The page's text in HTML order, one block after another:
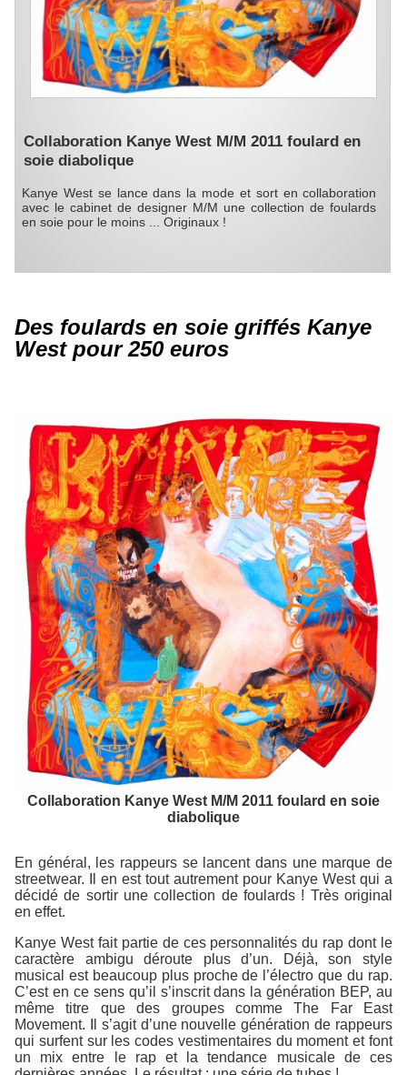
Collaboration Kanye West M/M 2011 foulard en
soie diabolique
Kanye West se lance dans la mode et sort en collaboration
avec le cabinet de designer M/M une collection de foulards
en soie pour le moins ... Originaux !
Des foulards en soie griffés Kanye
West pour 250 euros
Collaboration Kanye West M/M 2011 foulard en soie
diabolique
En général, les rappeurs se lancent dans une marque de
streetwear. Il en est tout autrement pour Kanye West qui a
décidé de sortir une collection de foulards ! Très original
en effet.
Kanye West fait partie de ces personnalités du rap dont le
caractère ambigu déroute plus d’un. Déjà, son style
musical est beaucoup plus proche de l’électro que du rap.
C’est en ce sens qu’il s’inscrit dans la génération BEP, au
même titre que des groupes comme The Far East
Movement. Il s’agit d’une nouvelle génération de rappeurs
qui surfent sur les codes vestimentaires du moment et font
un mix entre le rap et la tendance musicale de ces